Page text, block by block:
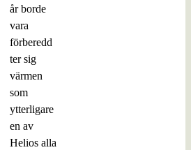
år borde
vara
förberedd
ter sig
värmen
som
ytterligare
en av
Helios alla